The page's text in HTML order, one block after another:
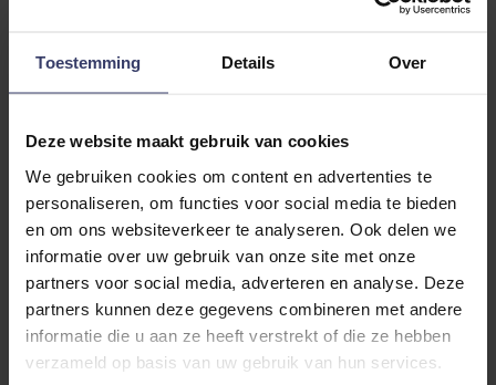
Toestemming Details Over
Deze website maakt gebruik van cookies
We gebruiken cookies om content en advertenties te
personaliseren, om functies voor social media te bieden
en om ons websiteverkeer te analyseren. Ook delen we
informatie over uw gebruik van onze site met onze
partners voor social media, adverteren en analyse. Deze
partners kunnen deze gegevens combineren met andere
informatie die u aan ze heeft verstrekt of die ze hebben
verzameld op basis van uw gebruik van hun services.
More info
Write a review
Share your thoughts
Top customer reviews
No reviews